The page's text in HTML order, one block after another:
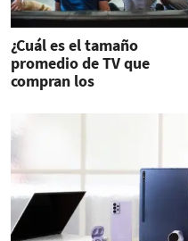
¿Cuál es el tamaño
promedio de TV que
compran los